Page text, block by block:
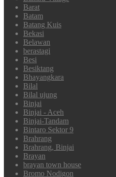
Barat
Batam
Batang Kuis
Bekasi
Belawan
berastagi
Besi
Besiktang
Bhayangkara
Bilal
Bilal ujung
Binjai
Binjai - Aceh
Binjai-Tandam
Bintaro Sektor 9
Brahrang
Brahrang, Binjai
Brayan
brayan town house
Bromo Nodigon